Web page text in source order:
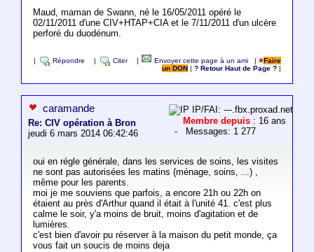
Maud, maman de Swann, né le 16/05/2011 opéré le
02/11/2011 d'une CIV+HTAP+CIA et le 7/11/2011 d'un ulcère
perforé du duodénum.
Répondre Citer Envoyer cette page à un ami |
Faire
un DON
|? Retour Haut de Page ?
caramande
Re: CIV opération à Bron
jeudi 6 mars 2014 06:42:46
IP/FAI: ---.fbx.proxad.net
Membre depuis : 16 ans
- Messages: 1 277
oui en régle générale, dans les services de soins, les visites
ne sont pas autorisées les matins (ménage, soins, ...) ,
même pour les parents.
moi je me souviens que parfois, a encore 21h ou 22h on
étaient au près d'Arthur quand il était à l'unité 41. c'est plus
calme le soir, y'a moins de bruit, moins d'agitation et de
lumières.
c'est bien d'avoir pu réserver à la maison du petit monde, ça
vous fait un soucis de moins deja